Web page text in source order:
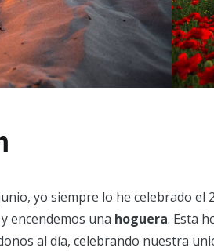
yo siempre lo he celebrado el
encendemos una hoguera. Esta
al día, celebrando nuestra